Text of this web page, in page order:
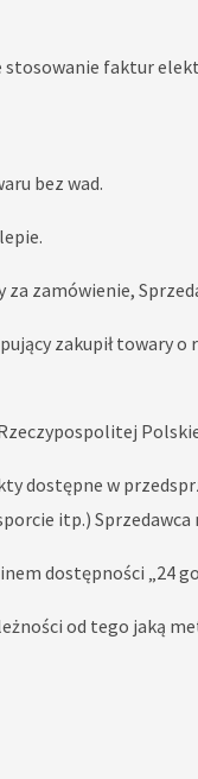
faktur
bez wad.
za zamówienie,
zakupił
dostępne w
itp.)
dostępności „24
od tego jaką